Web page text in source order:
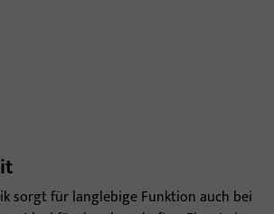
sorgt für langlebige Funktion auch bei